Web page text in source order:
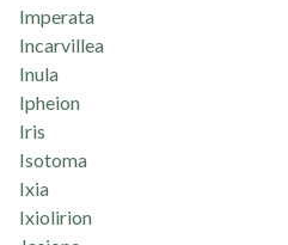
Imperata
Incarvillea
Inula
Ipheion
Iris
Isotoma
Ixia
Ixiolirion